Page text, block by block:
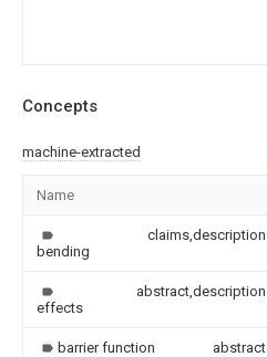
Concepts
machine-extracted
Name
bending
claims,description
effects
abstract,description
barrier function abstract